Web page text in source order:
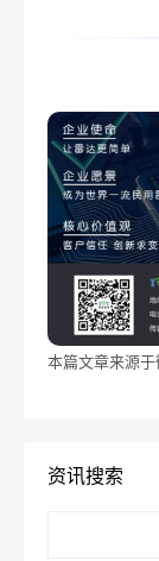
本篇文章来源
资讯搜索